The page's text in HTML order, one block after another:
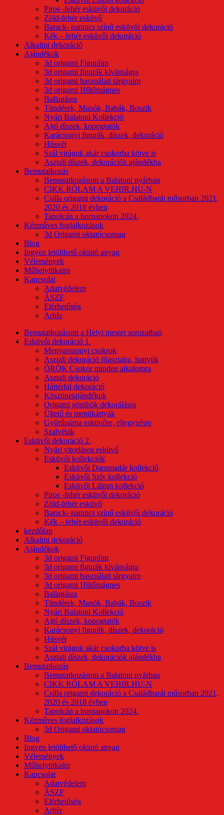
Piros -fehér esküvői dekoráció
Zöld-fehér esküvő
Barack- narancs színű esküvői dekoráció
Kék – fehér esküvői dekoráció
Alkalmi dekoráció
Ajándékok
3d origami Figuráim
3d origami figurák kívánságra
3d origami használati tárgyaim
3d origami Hűtőmágnes
Ballagásra
Tündérek, Manók, Babák, Boszik
Nyári Balatoni Kollekció
Ajtó díszek, kopogtatók
Karácsonyi figurák, díszek, dekoráció
Húsvét
Szál virágok akár csokorba kötve is
Asztali díszek, dekorációk ajándékba
Bemutatkozás
Bemutatkozásom a Balatoni nyárban
CIKK RÓLAM A VEHIR.HU-N
Csilla origami dekoráció a Családbarát műsorban 2021,
2020 és 2018 évben
Tapolcán a bornapokon 2024.
Kézműves foglalkozások
3d Origami oktatócsomag
Blog
Ingyen letölthető oktató anyag
Vélemények
Műhelytitkaim
Kapcsolat
Adatvédelem
ÁSZF
Elérhetőség
Arhív
Bemutatkozásom a Helyi mester sorozatban
Esküvői dekoráció 1.
Menyasszonyi csokrok
Asztali dekoráció főasztalra, hattyúk
ÖRÖK Csokor minden alkalomra
Asztali dekoráció
Háttérfal dekoráció
Köszönetajándékok
Origami gömbök dekorálásra
Ültető és menükártyák
Gyűrűpárna esküvőre, eljegyzésre
Szalvéták
Esküvői dekoráció 2.
Nyári vitorlásos esküvő
Esküvői kollekciók
Esküvői Darumadár kollekció
Esküvői Szív kollekció
Esküvői Liliom kollekció
Piros -fehér esküvői dekoráció
Zöld-fehér esküvő
Barack- narancs színű esküvői dekoráció
Kék – fehér esküvői dekoráció
kezdőlap
Alkalmi dekoráció
Ajándékok
3d origami Figuráim
3d origami figurák kívánságra
3d origami használati tárgyaim
3d origami Hűtőmágnes
Ballagásra
Tündérek, Manók, Babák, Boszik
Nyári Balatoni Kollekció
Ajtó díszek, kopogtatók
Karácsonyi figurák, díszek, dekoráció
Húsvét
Szál virágok akár csokorba kötve is
Asztali díszek, dekorációk ajándékba
Bemutatkozás
Bemutatkozásom a Balatoni nyárban
CIKK RÓLAM A VEHIR.HU-N
Csilla origami dekoráció a Családbarát műsorban 2021,
2020 és 2018 évben
Tapolcán a bornapokon 2024.
Kézműves foglalkozások
3d Origami oktatócsomag
Blog
Ingyen letölthető oktató anyag
Vélemények
Műhelytitkaim
Kapcsolat
Adatvédelem
ÁSZF
Elérhetőség
Arhív